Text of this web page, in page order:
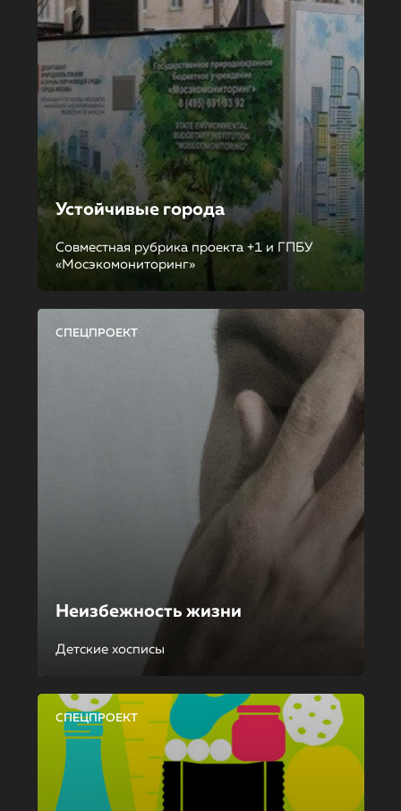
Устойчивые города
Совместная рубрика проекта +1 и ГПБУ
«Мосэкомониторинг»
СПЕЦПРОЕКТ
Неизбежность жизни
Детские хосписы
СПЕЦПРОЕКТ